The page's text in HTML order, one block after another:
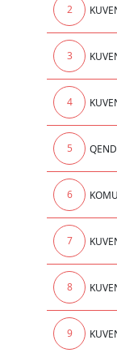
2
3
4
5
6
7
8
9